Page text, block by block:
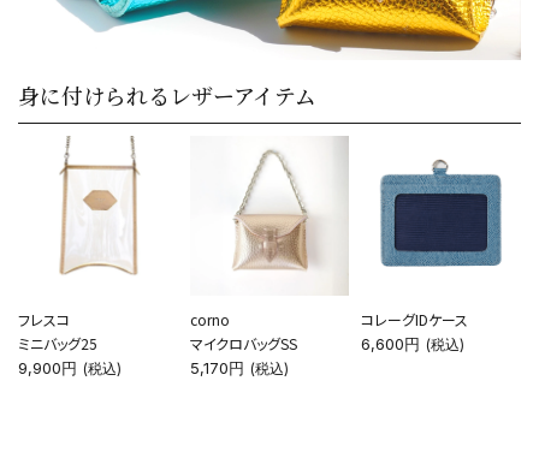
身に付けられるレザーアイテム
フレスコ
ミニバッグ25
9,900円 (税込)
corno
マイクロバッグSS
5,170円 (税込)
コレーグIDケース
6,600円 (税込)